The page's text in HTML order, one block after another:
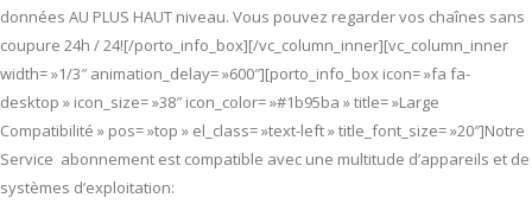
données AU PLUS HAUT niveau. Vous pouvez regarder vos chaînes sans
coupure 24h / 24![/porto_info_box][/vc_column_inner][vc_column_inner
width= »1/3″ animation_delay= »600″][porto_info_box icon= »fa fa-
desktop » icon_size= »38″ icon_color= »#1b95ba » title= »Large
Compatibilité » pos= »top » el_class= »text-left » title_font_size= »20″]Notre
Service abonnement est compatible avec une multitude d’appareils et de
systèmes d’exploitation: